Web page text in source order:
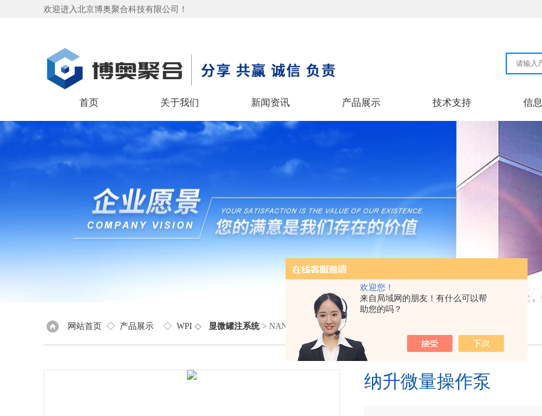
欢迎您！
来自局域网的朋友！有什么可以帮
助您的吗？
欢迎进入北京博奥聚合科技有限公司！
首页 关于我们 新闻资讯 产品展示 技术支持 信
网站首页 ◇ 产品展示 ◇ WPI ◇ 显微罐注系统> NANOLITER2020纳升微量操作泵
纳升微量操作泵